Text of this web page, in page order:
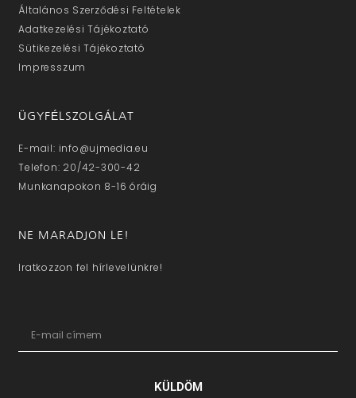
Általános Szerződési Feltételek
Adatkezelési Tájékoztató
Sütikezelési Tájékoztató
Impresszum
ÜGYFÉLSZOLGÁLAT
E-mail: info@ujmedia.eu
Telefon: 20/42-300-42
Munkanapokon 8-16 óráig
NE MARADJON LE!
Iratkozzon fel hírlevelünkre!
KÜLDÖM